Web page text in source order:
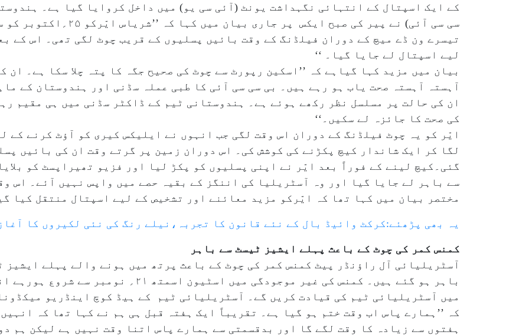
کے ایک اسپتال کے انتہائی نگہداشت یونٹ (آئی سی یو) میں داخل کروایا گیا ہے۔
سی سی آئی) نے پیر کی صبح ایکس پر
تیسرے ون ڈے میچ کے دوران فیلڈنگ کے وقت بائیں پسلیوں کے قریب چوٹ لگی تھی۔ اس کے
لیے اسپتال لے جایا گیا۔ ‘‘
بیان میں مزید کہا گیاہے کہ ’’اسکین رپورٹ سے چوٹ کی صحیح جگہ کا پتہ چلا سکا ہے۔ ان
آہستہ آہستہ صحت یاب ہو رہے ہیں۔ بی سی سی آئی کا طبی عملہ سڈنی اور ہندوستان کے
ان کی حالت پر مسلسل نظر رکھے ہوئے ہے۔ ہندوستانی ٹیم کے ڈاکٹر سڈنی میں ہی مقیم
کی صحت کا جائزہ لے سکیں۔‘‘
ایّر کو یہ چوٹ فیلڈنگ کے دوران اس وقت لگی جب انہوں نے ایلیکس کیری کو آؤٹ کرنے کے
لگا کر ایک شاندار کیچ پکڑنے کی کوشش کی۔ اس دوران زمین پر گرتے وقت ان کی بائیں
گئی۔کیچ لینے کے فوراً بعد ایّر نے اپنی پسلیوں کو پکڑ لیا اور فزیو تھیراپسٹ کو
سے باہر لے جایا گیا اور وہ آسٹریلیا کی اننگز کے بقیہ حصے میں واپس نہیں آئے۔ اس
مختصر بیان میں کہا تھا کہ ایّرکو مزید معائنے اور تشخیص کے لیے اسپتال منتقل کیا
یہ بھی پڑھئے:کرکٹ وائیڈ بال کے نئے قانون کا تجربہ،نیلے رنگ کی نئی لکیروں کا آغاز
کمنس کمر کی چوٹ کے باعث پہلے ایشیز ٹیسٹ سے باہر
آسٹریلیائی آل راؤنڈر پیٹ کمنس کمر کی چوٹ کے باعث پرتھ میں ہونے والے پہلے ایشیز
باہر ہو گئے ہیں۔ کمنس کی غیر موجودگی میں اسٹیون
میں آسٹریلیائی ٹیم کی قیادت کریں گے۔ آسٹریلیائی ٹیم کے ہیڈ کوچ اینڈریو
ہفتوں سے زیادہ کا وقت لگے گا اور بدقسمتی سے ہمارے پاس اتنا وقت نہیں ہے لیکن ہم